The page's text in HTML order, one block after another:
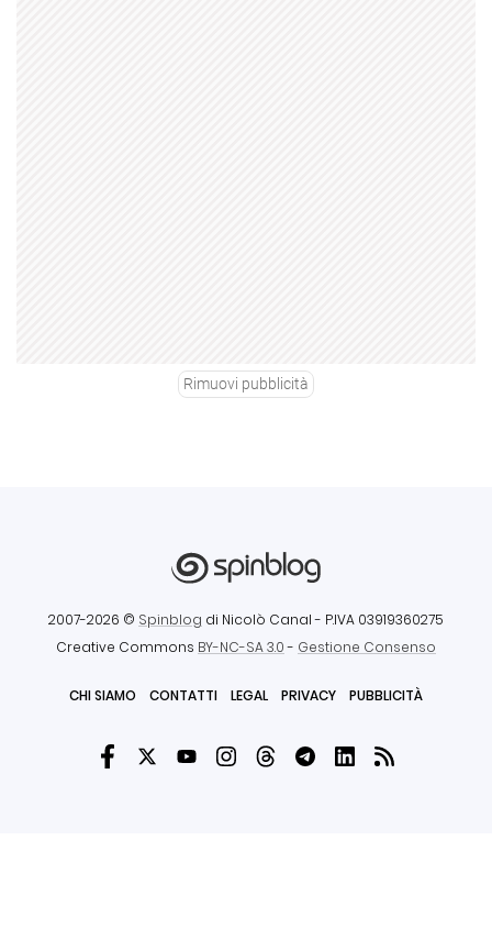
Rimuovi pubblicità
2007-2026 © Spinblog di Nicolò Canal - P.IVA 03919360275
Creative Commons BY-NC-SA 3.0- Gestione Consenso
CHI SIAMO CONTATTI LEGAL PRIVACY PUBBLICITÀ